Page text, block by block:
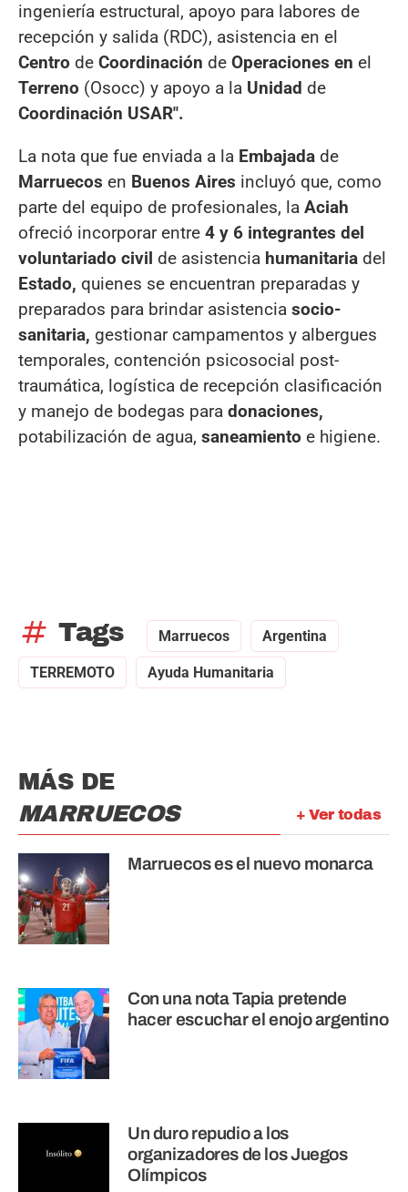
ingeniería estructural, apoyo para labores de
recepción y salida (RDC), asistencia en el
Centro de Coordinación de Operaciones en el
Terreno (Osocc) y apoyo a la Unidad de
Coordinación USAR".
La nota que fue enviada a la Embajada de
Marruecos en Buenos Aires incluyó que, como
parte del equipo de profesionales, la Aciah
ofreció incorporar entre 4 y 6 integrantes del
voluntariado civil de asistencia humanitaria del
Estado, quienes se encuentran preparadas y
preparados para brindar asistencia socio-
sanitaria, gestionar campamentos y albergues
temporales, contención psicosocial post-
traumática, logística de recepción clasificación
y manejo de bodegas para donaciones,
potabilización de agua, saneamiento e higiene.
tag Tags Marruecos Argentina
TERREMOTO Ayuda Humanitaria
+ Ver todas
MÁS DE
MARRUECOS
Marruecos es el nuevo monarca
Con una nota Tapia pretende
hacer escuchar el enojo argentino
Un duro repudio a los
organizadores de los Juegos
Olímpicos